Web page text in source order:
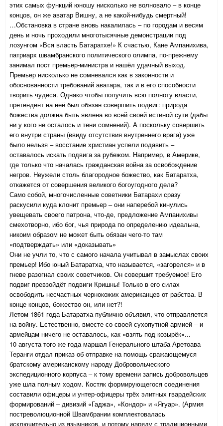
этих самых функций юношу нисколько не волновало – в конце
концов, он же аватар Вишну, а не какой-нибудь смертный!
…Обстановка в стране вновь накалилась – по городам и весям
день и ночь проходили многотысячные демонстрации под
лозунгом «Вся власть Батаратхе!» К счастью, Кане Ампанихива,
патриарх швамбранского политического олимпа, по-прежнему
занимал пост премьер-министра и нашёл удачный выход.
Премьер нисколько не сомневался как в законности и
обоснованности требований аватара, так и в его способности
творить чудеса. Однако чтобы получить всю полноту власти,
претендент на неё был обязан совершить подвиг: природа
божества должна быть явлена во всей своей истиной сути (дабы
ни у кого не осталось и тени сомнений). А поскольку совершить
его внутри страны (ввиду отсутствия внутреннего врага) уже
было нельзя – восстание христиан успели подавить –
оставалось искать подвига за рубежом. Например, в Америке,
где только что началась гражданская война за освобождение
негров. Неужели столь благородное божество, как Батаратха,
откажется от совершения великого богоугодного дела?
Само собой, многочисленные советники Батарахи сразу
раскусили куда клонит премьер – они наперебой кинулись
увещевать своего патрона, что-де, предложение Ампанихивы
смехотворно, ибо бог, чья природа по определению идеальна,
никоим образом не может быть обязан чего-то там
«подтверждать» или «доказывать»
Они не учли то, что с самого начала учитывал в замыслах своих
премьер! Ибо юный Батаратха, что называется, «загорелся» и в
гневе разогнал своих советчиков. Он совершит требуемое! Его
подвиг превзойдёт подвиги Кришны! Только в его силах
освободить несчастных чернокожих американцев от рабства. В
конце концов, божество он, или нет?!
Летом 1861 года Батаратха публично объявил, что отправляется
на войну. Естественно, вместе со своей сухопутной армией – и
армейцам ничего не оставалось, как «взять под козырёк»...
10 августа того же года маршал Генерального штаба Аретоава
Теранги отдал приказ об отправке на помощь сражающемуся
братскому американскому народу Добровольческого
экспедиционного корпуса – к тому времени запись добровольцев
уже шла полным ходом. Костяк формирующегося соединения
составили офицеры и унтер-офицеры трёх элитных гвардейских
формирований – дивизий «Гаджа», «Кондор» и «Ягуар». (Армия
постреволюционной Швамбрании комплектовалась
исключительно из язычников, и потому наряду с традиционными